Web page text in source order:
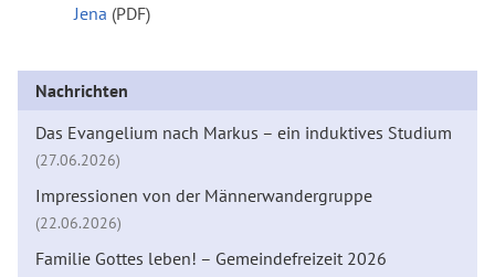
Jena (PDF)
Nachrichten
Das Evangelium nach Markus – ein induktives Studium
(27.06.2026)
Impressionen von der Männerwandergruppe
(22.06.2026)
Familie Gottes leben! – Gemeindefreizeit 2026